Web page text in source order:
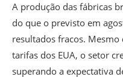
A produção das fábricas
do que o previsto em
resultados fracos.
tarifas dos EUA, o setor
superando a expectativa